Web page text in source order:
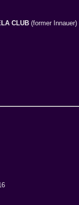
CLUB (former